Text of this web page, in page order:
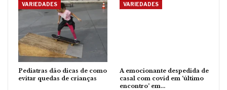
VARIEDADES
Pediatras dão dicas de como
evitar quedas de crianças
VARIEDADES
A emocionante despedida de
casal com covid em ‘último
encontro’ em…